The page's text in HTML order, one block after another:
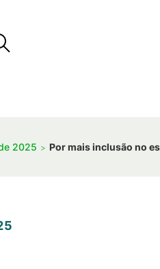
2025 Por mais inclusão no